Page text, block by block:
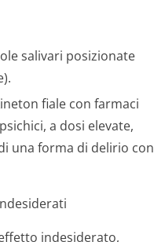
salivari posizionate
fiale con farmaci
a dosi elevate,
una forma di delirio con
indesiderato,